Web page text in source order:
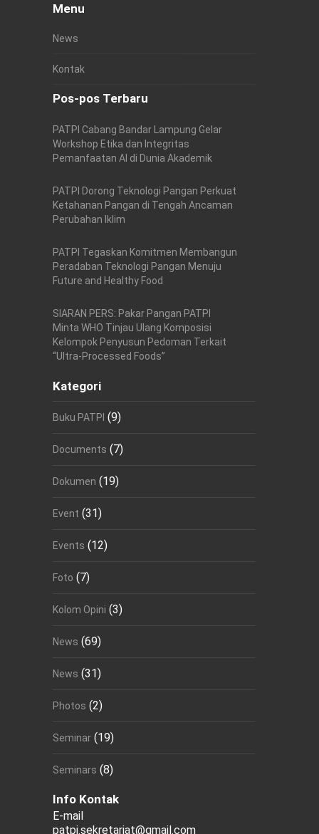
Menu
News
Kontak
Pos-pos Terbaru
PATPI Cabang Bandar Lampung Gelar
Workshop Etika dan Integritas
Pemanfaatan AI di Dunia Akademik
PATPI Dorong Teknologi Pangan Perkuat
Ketahanan Pangan di Tengah Ancaman
Perubahan Iklim
PATPI Tegaskan Komitmen Membangun
Peradaban Teknologi Pangan Menuju
Future and Healthy Food
SIARAN PERS: Pakar Pangan PATPI
Minta WHO Tinjau Ulang Komposisi
Kelompok Penyusun Pedoman Terkait
“Ultra-Processed Foods”
Kategori
Buku PATPI (9)
Documents (7)
Dokumen (19)
Event (31)
Events (12)
Foto (7)
Kolom Opini (3)
News (69)
News (31)
Photos (2)
Seminar(19)
Seminars (8)
Info Kontak
E-mail
patpi.sekretariat@gmail.com